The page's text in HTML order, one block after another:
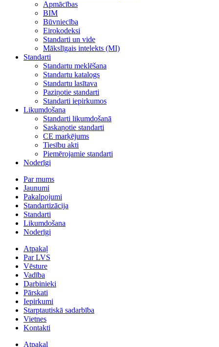
Apmācības
BIM
Būvniecība
Eirokodeksi
Standarti un vide
Mākslīgais intelekts (MI)
Standarti
Standartu meklēšana
Standartu katalogs
Standartu lasītava
Paziņotie standarti
Standarti iepirkumos
Likumdošana
Standarti likumdošanā
Saskaņotie standarti
CE marķējums
Tiesību akti
Piemērojamie standarti
Noderīgi
Par mums
Jaunumi
Pakalpojumi
Standartizācija
Standarti
Likumdošana
Noderīgi
Atpakaļ
Par LVS
Vēsture
Vadība
Darbinieki
Pārskati
Iepirkumi
Starptautiskā sadarbība
Vietnes
Kontakti
Atpakaļ